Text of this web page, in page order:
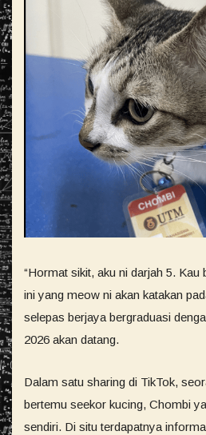
“Hormat sikit, aku ni darjah 5. Kau
ini yang meow ni akan katakan
selepas berjaya bergraduasi
2026 akan datang.
Dalam satu sharing di TikTok,
bertemu seekor kucing, Chombi
sendiri. Di situ terdapatnya